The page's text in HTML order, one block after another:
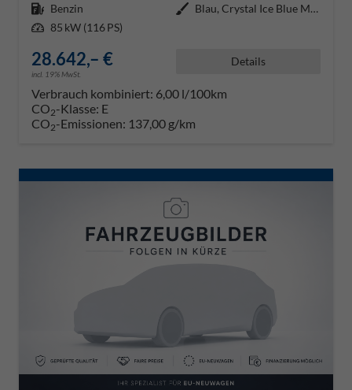
Kraftstoff Benzin Außenfarbe
Blau, Crystal Ice Blue Metallic
Leistung 85 kW (116 PS)
28.642,– €
incl. 19% MwSt.
Details
Verbrauch kombiniert: 6,00 l/100km
CO2-Klasse: E
CO2-Emissionen: 137,00 g/km